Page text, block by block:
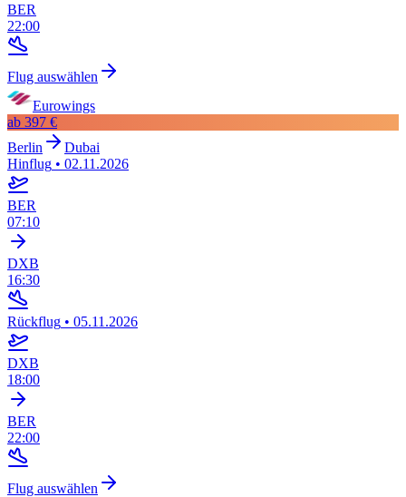
BER
22:00
Flug auswählen
Eurowings
ab 397 €
Berlin
Dubai
Hinflug • 02.11.2026
BER
07:10
DXB
16:30
Rückflug • 05.11.2026
DXB
18:00
BER
22:00
Flug auswählen